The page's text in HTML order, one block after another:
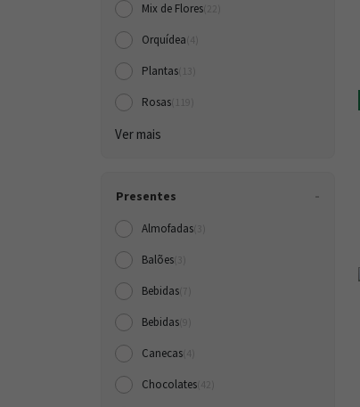
Mix de Flores
Orquídea
Plantas
Rosas
Ver mais
Presentes
Almofadas
Balões
Bebidas
Bebidas
Canecas
Chocolates